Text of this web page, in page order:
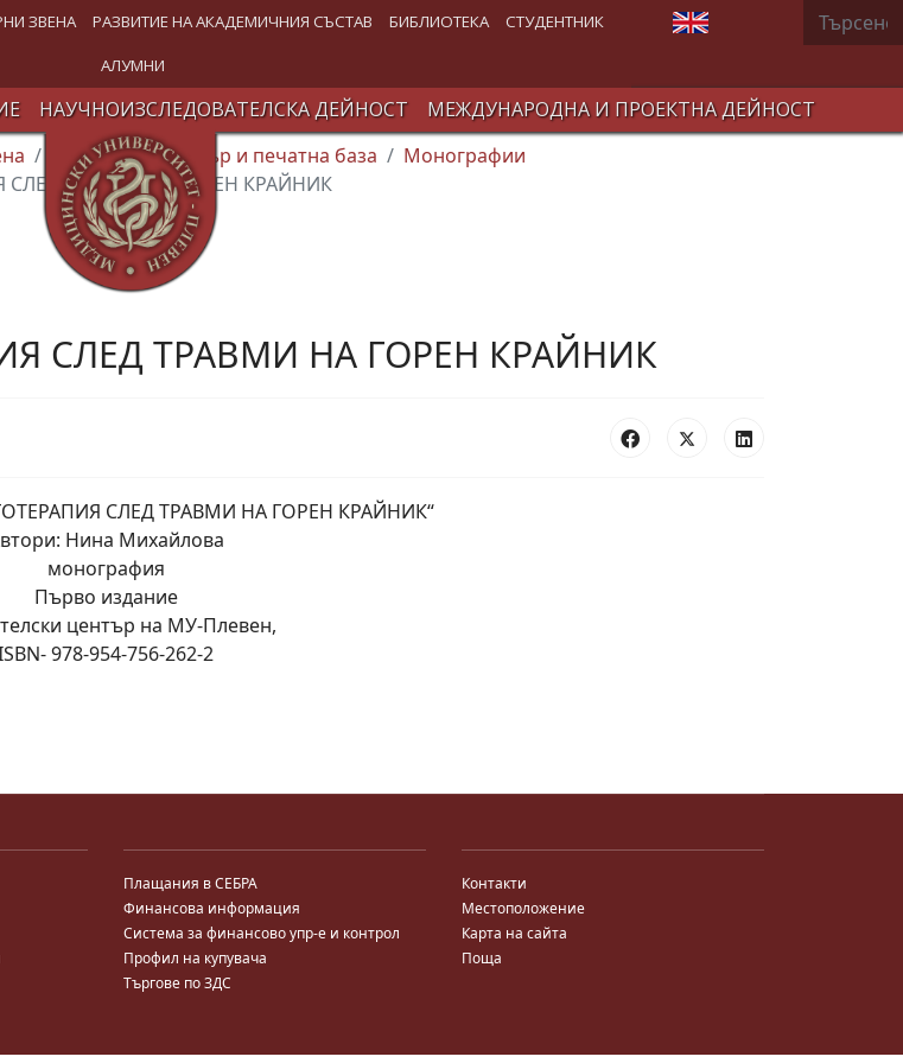
ЗВЕНА РАЗВИТИЕ НА АКАДЕМИЧНИЯ СЪСТАВ БИБЛИОТЕКА СТУДЕНТНИК
АЛУМНИ
Изберете език Търсене
НАУЧНОИЗСЛЕДОВАТЕЛСКА ДЕЙНОСТ
МЕЖДУНАРОДНА И ПРОЕКТНА ДЕЙНОСТ
Издателски център и печатна база
Монографии
СЛЕД ТРАВМИ НА ГОРЕН КРАЙНИК
СЛЕД ТРАВМИ НА ГОРЕН КРАЙНИК
СЛЕД ТРАВМИ НА ГОРЕН КРАЙНИК“
Нина Михайлова
монография
Първо издание
център на МУ-Плевен,
978-954-756-262-2
Плащания в СЕБРА
Финансова информация
Система за финансово упр-е и контрол
Профил на купувача
Търгове по ЗДС
Контакти
Местоположение
Карта на сайта
Поща